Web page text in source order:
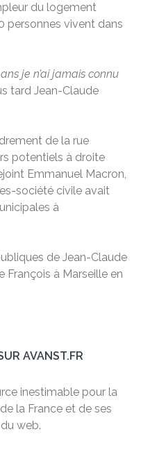
du logement
personnes vivent dans
je n’ai jamais connu
tard Jean-Claude
de la rue
potentiels à droite
Emmanuel Macron,
société civile avait
à
de Jean-Claude
François à Marseille en
AVANST.FR
inestimable pour la
la France et de ses
web.